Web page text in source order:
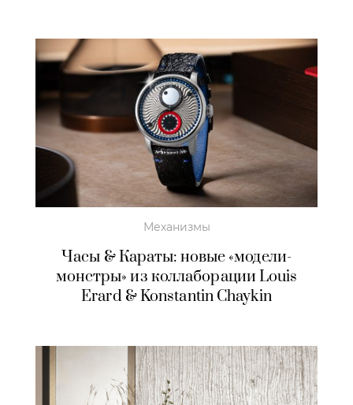
Механизмы
Часы & Караты: новые «модели-
монстры» из коллаборации Louis
Erard & Konstantin Chaykin